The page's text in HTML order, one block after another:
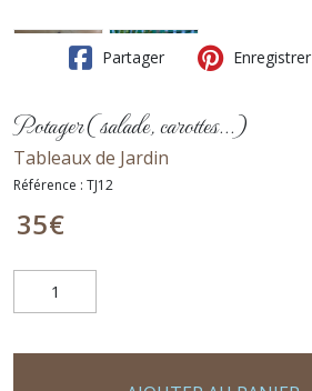
Partager Enregistrer
Potager ( salade, carottes...)
Tableaux de Jardin
Référence : TJ12
35€